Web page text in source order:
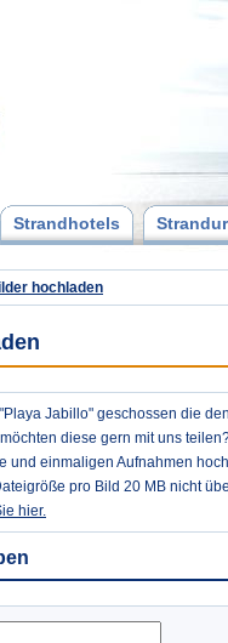
Strandhotels
hochladen
Jabillo" geschossen die
diese gern mit uns
und einmaligen Aufnahmen
pro Bild 20 MB nicht
hier.